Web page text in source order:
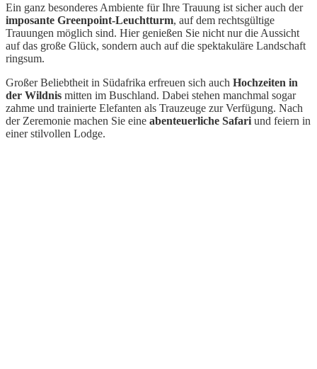
Ein ganz besonderes Ambiente für Ihre Trauung ist sicher auch der
imposante Greenpoint-Leuchtturm, auf dem rechtsgültige
Trauungen möglich sind. Hier genießen Sie nicht nur die Aussicht
auf das große Glück, sondern auch auf die spektakuläre Landschaft
ringsum.
Großer Beliebtheit in Südafrika erfreuen sich auch Hochzeiten in
der Wildnis mitten im Buschland. Dabei stehen manchmal sogar
zahme und trainierte Elefanten als Trauzeuge zur Verfügung. Nach
der Zeremonie machen Sie eine abenteuerliche Safari und feiern in
einer stilvollen Lodge.